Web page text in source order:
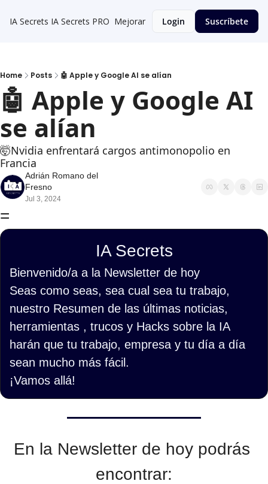
IA Secrets IA Secrets PRO Mejorar Login Suscríbete
Home Posts 🤖 Apple y Google AI se alían
🤖 Apple y Google AI
se alían
🤯Nvidia enfrentará cargos antimonopolio en
Francia
Adrián Romano del
Fresno
Jul 3, 2024
=
IA Secrets
Bienvenido/a a la Newsletter de hoy
Seas como seas, sea cual sea tu trabajo,
nuestro Resumen de las últimas noticias,
herramientas , trucos y Hacks sobre la IA
harán que tu trabajo, empresa y tu día a día
sean mucho más fácil.
¡Vamos allá!
En la Newsletter de hoy podrás
encontrar: